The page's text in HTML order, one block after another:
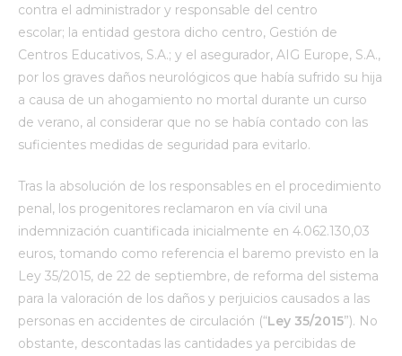
contra el administrador y responsable del centro
escolar; la entidad gestora dicho centro, Gestión de
Centros Educativos, S.A.; y el asegurador, AIG Europe, S.A.,
por los graves daños neurológicos que había sufrido su hija
a causa de un ahogamiento no mortal durante un curso
de verano, al considerar que no se había contado con las
suficientes medidas de seguridad para evitarlo.
Tras la absolución de los responsables en el procedimiento
penal, los progenitores reclamaron en vía civil una
indemnización cuantificada inicialmente en 4.062.130,03
euros, tomando como referencia el baremo previsto en la
Ley 35/2015, de 22 de septiembre, de reforma del sistema
para la valoración de los daños y perjuicios causados a las
personas en accidentes de circulación (“Ley 35/2015”). No
obstante, descontadas las cantidades ya percibidas de